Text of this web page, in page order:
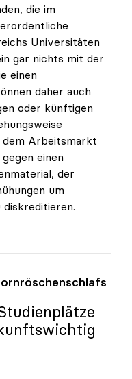
die im
Universitäten
gar nichts mit der
einen
daher auch
oder künftigen
dem Arbeitsmarkt
einen
der
um
der